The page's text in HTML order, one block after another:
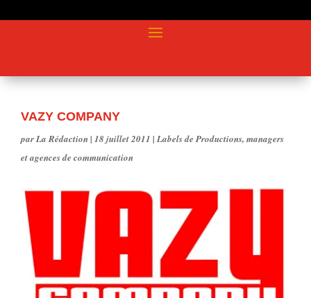
VAZY COMPANY
parLa Rédaction| 18 juillet 2011 | Labels de Productions, managers
et agences de communication